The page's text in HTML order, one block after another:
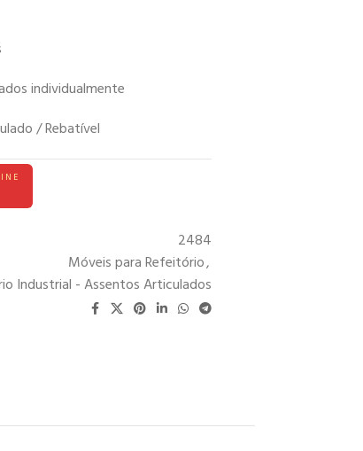
individualmente
/ Rebatível
2484
Móveis para Refeitório,
Industrial - Assentos Articulados